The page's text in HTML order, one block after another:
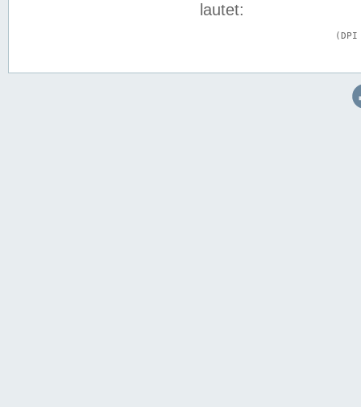
lautet: